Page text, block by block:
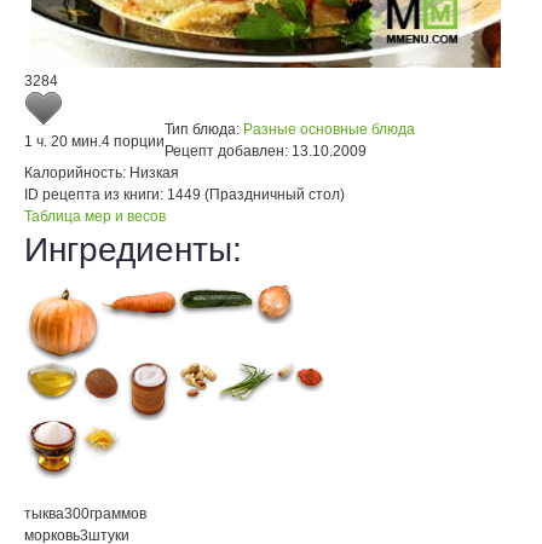
3284
1 ч. 20 мин.4 порции
Тип блюда: Разные основные блюда
Рецепт добавлен: 13.10.2009
Калорийность: Низкая
ID рецепта из книги: 1449 (Праздничный стол)
Таблица мер и весов
Ингредиенты:
тыква300граммов
морковь3штуки